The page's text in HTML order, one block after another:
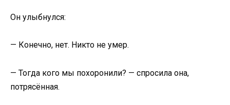
Он улыбнулся:
— Конечно, нет. Никто не умер.
— Тогда кого мы похоронили? — спросила она,
потрясённая.